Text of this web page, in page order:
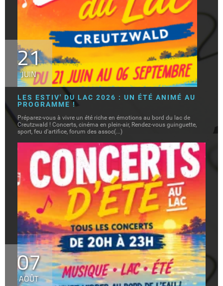
21
JUIN
LES ESTIV' DU LAC 2026 : UN ÉTÉ ANIMÉ AU
PROGRAMME !
Préparez-vous à vivre un été riche en émotions au bord du lac de
Creutzwald ! Concerts, cinéma en plein-air, Rendez-vous guinguette,
sport, feu d'artifice, forum des assoc(...)
07
AOÛT